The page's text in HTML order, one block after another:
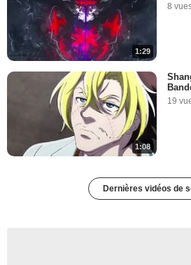
1:29
8
1:08
19
Dernières vidéos de